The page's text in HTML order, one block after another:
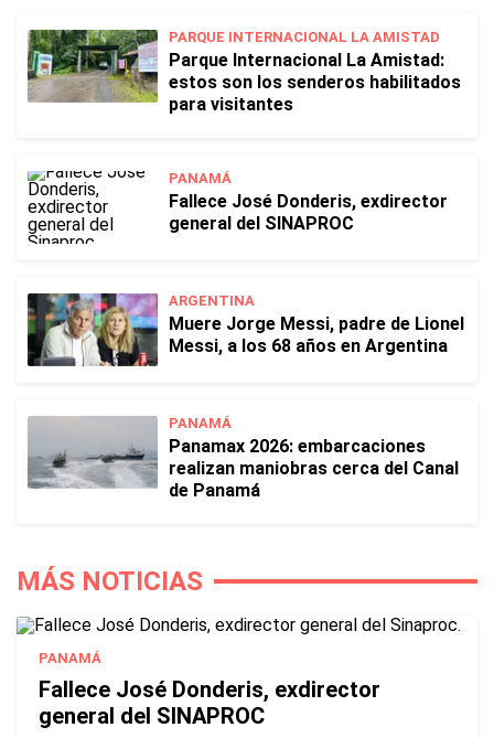
PARQUE INTERNACIONAL LA AMISTAD
Parque Internacional La Amistad:
estos son los senderos habilitados
para visitantes
PANAMÁ
Fallece José Donderis, exdirector
general del SINAPROC
ARGENTINA
Muere Jorge Messi, padre de Lionel
Messi, a los 68 años en Argentina
PANAMÁ
Panamax 2026: embarcaciones
realizan maniobras cerca del Canal
de Panamá
MÁS NOTICIAS
PANAMÁ
Fallece José Donderis, exdirector
general del SINAPROC